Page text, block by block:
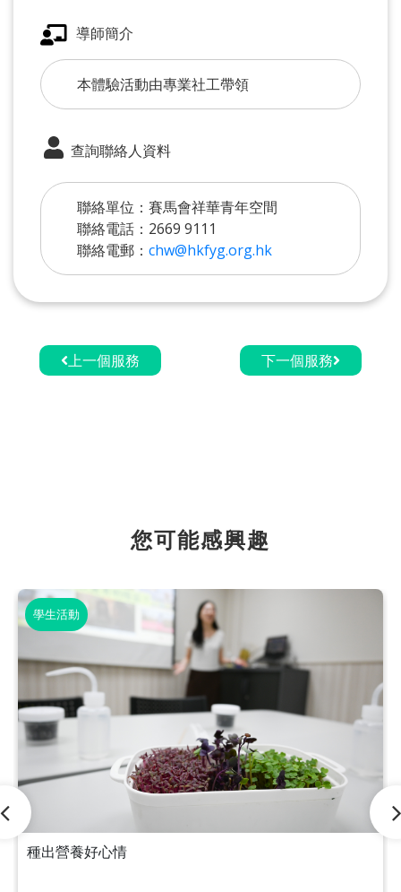
導師簡介
本體驗活動由專業社工帶領
查詢聯絡人資料
聯絡單位：賽馬會祥華青年空間
聯絡電話：2669 9111
聯絡電郵： chw@hkfyg.org.hk
上一個服務 下一個服務
您可能感興趣
學生活動
種出營養好心情